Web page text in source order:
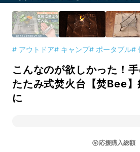
# アウトドア# キャンプ# ポータブル#
こんなのが欲しかった！
たたみ式焚火台【焚Bee
に
応援購入総額